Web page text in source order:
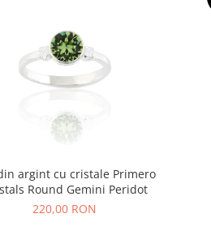
argint cu cristale Primero
Round Gemini Peridot
220,00 RON